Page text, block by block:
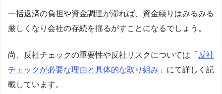
一括返済の負担や資金調達が滞れば、資金繰りはみるみる
厳しくなり会社の存続を揺るがすことになるでしょう。
尚、反社チェックの重要性や反社リスクについては「 反社
チェックが必要な理由と具体的な取り組み 」にて詳しく記
載しています。